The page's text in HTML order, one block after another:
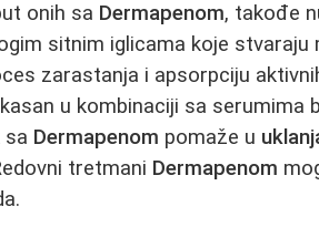
onih sa Dermapenom, takođe
sitnim iglicama koje stvaraju
zarastanja i apsorpciju
u kombinaciji sa serumima
sa Dermapenom pomaže u
tretmani Dermapenom